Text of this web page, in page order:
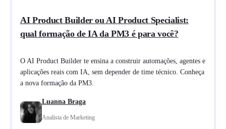
AI Product Builder ou AI Product Specialist:
qual formação de IA da PM3 é para você?
O AI Product Builder te ensina a construir automações, agentes e
aplicações reais com IA, sem depender de time técnico. Conheça
a nova formação da PM3.
Luanna Braga
Analista de Marketing